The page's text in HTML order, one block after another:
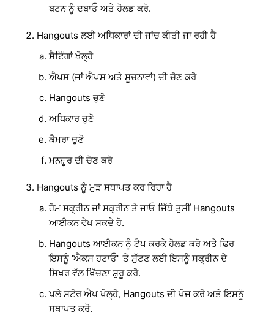
ਬਟਨ ਨੂੰ ਦਬਾਓ ਅਤੇ ਹੋਲਡ ਕਰੋ.
Hangouts ਲਈ ਅਧਿਕਾਰਾਂ ਦੀ ਜਾਂਚ ਕੀਤੀ ਜਾ ਰਹੀ ਹੈ
ਸੈਟਿੰਗਾਂ ਖੋਲ੍ਹੋ
ਐਪਸ (ਜਾਂ ਐਪਸ ਅਤੇ ਸੂਚਨਾਵਾਂ) ਦੀ ਚੋਣ ਕਰੋ
Hangouts ਚੁਣੋ
ਅਧਿਕਾਰ ਚੁਣੋ
ਕੈਮਰਾ ਚੁਣੋ
ਮਨਜ਼ੂਰ ਦੀ ਚੋਣ ਕਰੋ
Hangouts ਨੂੰ ਮੁੜ ਸਥਾਪਤ ਕਰ ਰਿਹਾ ਹੈ
ਹੋਮ ਸਕ੍ਰੀਨ ਜਾਂ ਸਕ੍ਰੀਨ ਤੇ ਜਾਓ ਜਿੱਥੇ ਤੁਸੀਂ Hangouts
ਆਈਕਨ ਵੇਖ ਸਕਦੇ ਹੋ.
Hangouts ਆਈਕਨ ਨੂੰ ਟੈਪ ਕਰਕੇ ਹੋਲਡ ਕਰੋ ਅਤੇ ਫਿਰ
ਇਸਨੂੰ 'ਐਕਸ ਹਟਾਓ' 'ਤੇ ਸੁੱਟਣ ਲਈ ਇਸਨੂੰ ਸਕ੍ਰੀਨ ਦੇ
ਸਿਖਰ ਵੱਲ ਖਿੱਚਣਾ ਸ਼ੁਰੂ ਕਰੋ.
ਪਲੇ ਸਟੋਰ ਐਪ ਖੋਲ੍ਹੋ, Hangouts ਦੀ ਖੋਜ ਕਰੋ ਅਤੇ ਇਸਨੂੰ
ਸਥਾਪਤ ਕਰੋ.